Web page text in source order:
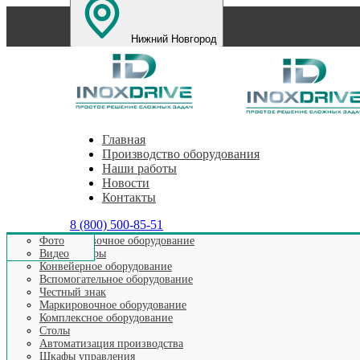
Нижний Новгород
Санкт-Петербург Челябинск
Главная
Производство оборудования
Этикетировочное оборудование
Аппликаторы
Конвейерное оборудование
Вспомогательное оборудование
Честный знак
Маркировочное оборудование
Комплексное оборудование
Столы
Автоматизация производства
Шкафы управления
Наши работы
Фото
Видео
Новости
Контакты
8 (800) 500-85-51